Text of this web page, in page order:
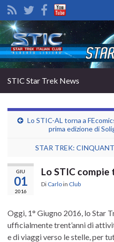
Search for:
STIC Star Trek News
Lo STIC-AL torna a
prima edizione di
STAR TREK:
GIU
01
2016
Lo STIC compie
Di Carloin Club
Oggi, 1° Giugno 2016, lo Star
ufficialmente trent’anni di
e di viaggi verso le stelle, per